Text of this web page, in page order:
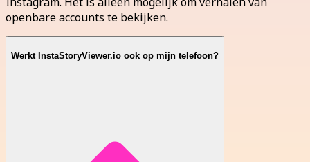
openbare accounts te bekijken.
Werkt InstaStoryViewer.io ook op mijn telefoon?